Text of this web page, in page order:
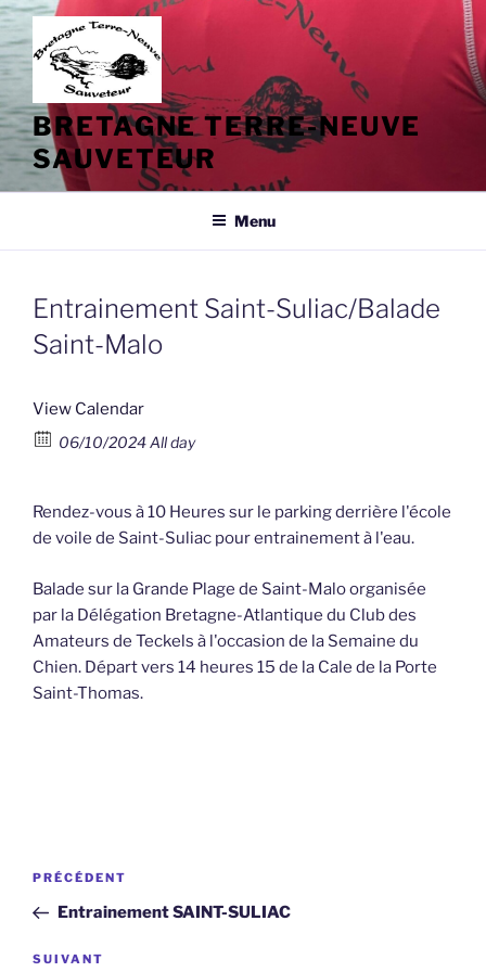
Aller
au
contenu
principal
BRETAGNE TERRE-NEUVE
SAUVETEUR
Menu
Entrainement Saint-Suliac/Balade
Saint-Malo
View Calendar
06/10/2024 All day
Rendez-vous à 10 Heures sur le parking derrière l'école
de voile de Saint-Suliac pour entrainement à l'eau.
Balade sur la Grande Plage de Saint-Malo organisée
par la Délégation Bretagne-Atlantique du Club des
Amateurs de Teckels à l'occasion de la Semaine du
Chien. Départ vers 14 heures 15 de la Cale de la Porte
Saint-Thomas.
Navigation
l’article
Article
précédent
PRÉCÉDENT
Entrainement SAINT-SULIAC
Article
SUIVANT